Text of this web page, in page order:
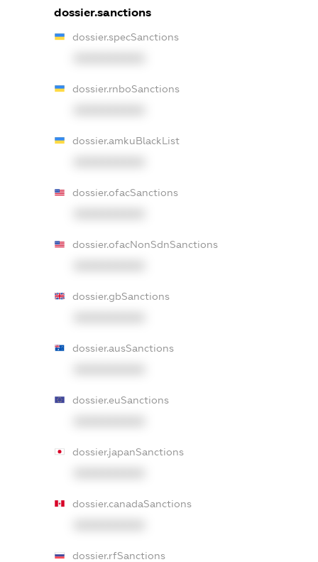
dossier.sanctions
dossier.specSanctions
dossier.rnboSanctions
dossier.amkuBlackList
dossier.ofacSanctions
dossier.ofacNonSdnSanctions
dossier.gbSanctions
dossier.ausSanctions
dossier.euSanctions
dossier.japanSanctions
dossier.canadaSanctions
dossier.rfSanctions